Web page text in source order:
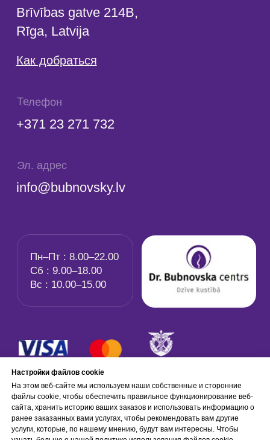
Настройки файлов cookie
На этом веб-сайте мы используем наши собственные и сторонние
файлы cookie, чтобы обеспечить правильное функционирование веб-
сайта, хранить историю ваших заказов и использовать информацию о
ранее заказанных вами услугах, чтобы рекомендовать вам другие
услуги, которые, по нашему мнению, будут вам интересны. Чтобы